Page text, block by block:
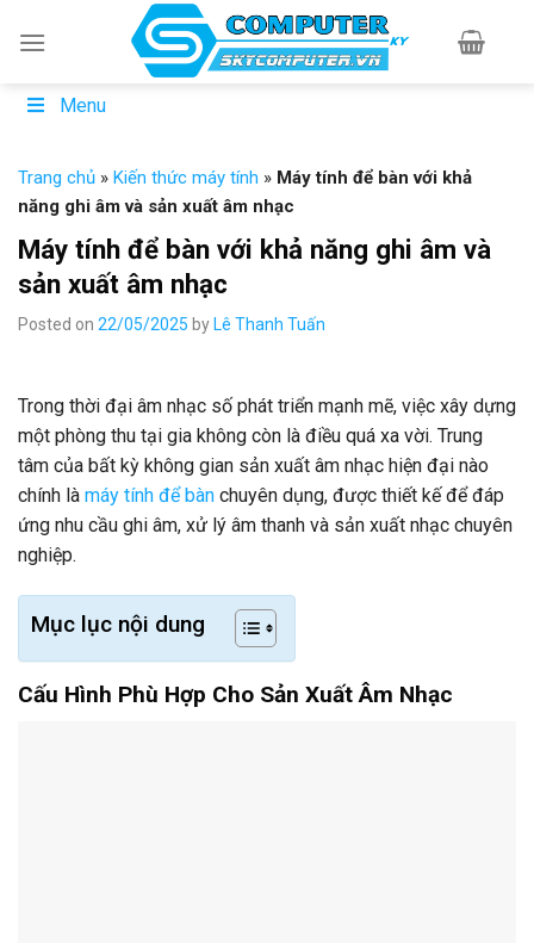
Menu
Trang chủ » Kiến thức máy tính » Máy tính để bàn với khả
năng ghi âm và sản xuất âm nhạc
Máy tính để bàn với khả năng ghi âm và
sản xuất âm nhạc
Posted on 22/05/2025 by Lê Thanh Tuấn
Trong thời đại âm nhạc số phát triển mạnh mẽ, việc xây dựng
một phòng thu tại gia không còn là điều quá xa vời. Trung
tâm của bất kỳ không gian sản xuất âm nhạc hiện đại nào
chính là máy tính để bàn chuyên dụng, được thiết kế để đáp
ứng nhu cầu ghi âm, xử lý âm thanh và sản xuất nhạc chuyên
nghiệp.
Mục lục nội dung
Cấu Hình Phù Hợp Cho Sản Xuất Âm Nhạc